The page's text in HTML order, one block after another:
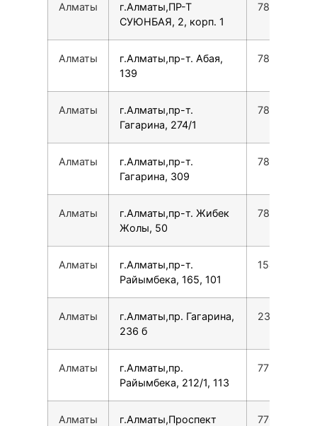
Алматы
г.Алматы,ПР-Т
СУЮНБАЯ, 2, корп. 1
Алматы
г.Алматы,пр-т. Абая,
139
Алматы
г.Алматы,пр-т.
Гагарина, 274/1
Алматы
г.Алматы,пр-т.
Гагарина, 309
Алматы
г.Алматы,пр-т. Жибек
Жолы, 50
Алматы
г.Алматы,пр-т.
Райымбека, 165, 101
Алматы
г.Алматы,пр. Гагарина,
236 б
Алматы
г.Алматы,пр.
Райымбека, 212/1, 113
Алматы г.Алматы,Проспект